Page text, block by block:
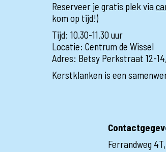
Reserveer je gratis plek via
kom op tijd!)
Tijd: 10.30-11.30 uur
Locatie: Centrum de Wissel
Adres: Betsy Perkstraat 12-
Kerstklanken is een
Ferrandweg